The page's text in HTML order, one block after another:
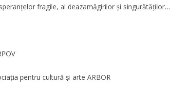
fragile, al deazamăgirilor și singurătăților…
pentru cultură și arte ARBOR